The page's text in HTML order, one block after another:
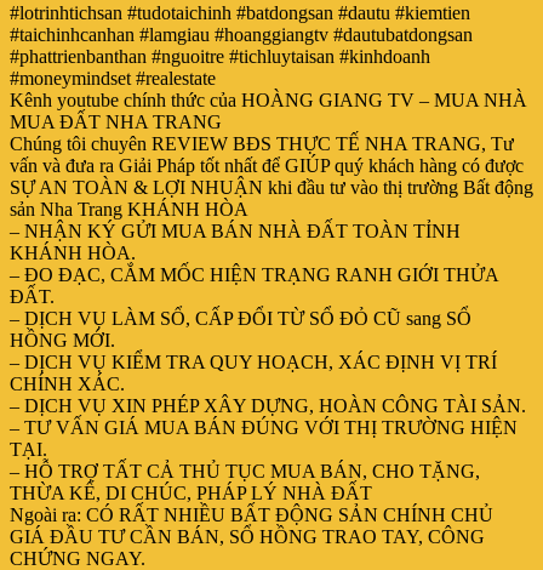
#lotrinhtichsan #tudotaichinh #batdongsan #dautu #kiemtien
#taichinhcanhan #lamgiau #hoanggiangtv #dautubatdongsan
#phattrienbanthan #nguoitre #tichluytaisan #kinhdoanh
#moneymindset #realestate
Kênh youtube chính thức của HOÀNG GIANG TV – MUA NHÀ
MUA ĐẤT NHA TRANG
Chúng tôi chuyên REVIEW BĐS THỰC TẾ NHA TRANG, Tư
vấn và đưa ra Giải Pháp tốt nhất để GIÚP quý khách hàng có được
SỰ AN TOÀN & LỢI NHUẬN khi đầu tư vào thị trường Bất động
sản Nha Trang KHÁNH HÒA
– NHẬN KÝ GỬI MUA BÁN NHÀ ĐẤT TOÀN TỈNH
KHÁNH HÒA.
– ĐO ĐẠC, CẮM MỐC HIỆN TRẠNG RANH GIỚI THỬA
ĐẤT.
– DỊCH VỤ LÀM SỔ, CẤP ĐỔI TỪ SỔ ĐỎ CŨ sang SỔ
HỒNG MỚI.
– DỊCH VỤ KIỂM TRA QUY HOẠCH, XÁC ĐỊNH VỊ TRÍ
CHÍNH XÁC.
– DỊCH VỤ XIN PHÉP XÂY DỰNG, HOÀN CÔNG TÀI SẢN.
– TƯ VẤN GIÁ MUA BÁN ĐÚNG VỚI THỊ TRƯỜNG HIỆN
TẠI.
– HỖ TRỢ TẤT CẢ THỦ TỤC MUA BÁN, CHO TẶNG,
THỪA KẾ, DI CHÚC, PHÁP LÝ NHÀ ĐẤT
Ngoài ra: CÓ RẤT NHIỀU BẤT ĐỘNG SẢN CHÍNH CHỦ
GIÁ ĐẦU TƯ CẦN BÁN, SỔ HỒNG TRAO TAY, CÔNG
CHỨNG NGAY.